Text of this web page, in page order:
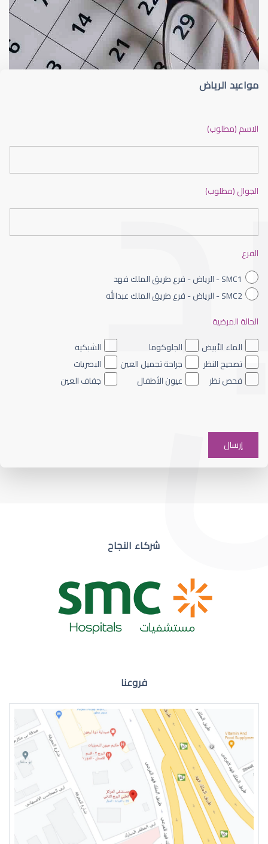
قلوبال لرعاية العين ضعف نظر
ضعف نظر الاطفال
ضعف نظر العين اليسرى
ضعف نظر مفاجئ
ضعف نظر في العين اليسرى
مواعيد الرياض
الاسم (مطلوب)
الجوال (مطلوب)
الفرع
SMC1 - الرياض - فرع طريق الملك فهد
SMC2 - الرياض - فرع طريق الملك عبدالله
الحالة المرضية
الماء الأبيض
الجلوكوما
الشبكية
تصحيح النظر
جراحة تجميل العين
البصريات
فحص نظر
عيون الأطفال جفاف العين
شركاء النجاح
فروعنا